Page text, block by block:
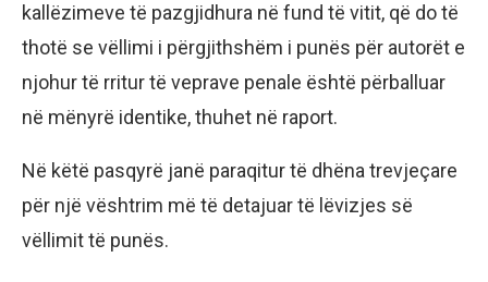
kallëzimeve të pazgjidhura në fund të vitit, që do të
thotë se vëllimi i përgjithshëm i punës për autorët e
njohur të rritur të veprave penale është përballuar
në mënyrë identike, thuhet në raport.
Në këtë pasqyrë janë paraqitur të dhëna trevjeçare
për një vështrim më të detajuar të lëvizjes së
vëllimit të punës.